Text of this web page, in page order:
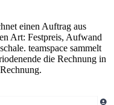
einen Auftrag aus
Art: Festpreis, Aufwand
teamspace sammelt
die Rechnung in